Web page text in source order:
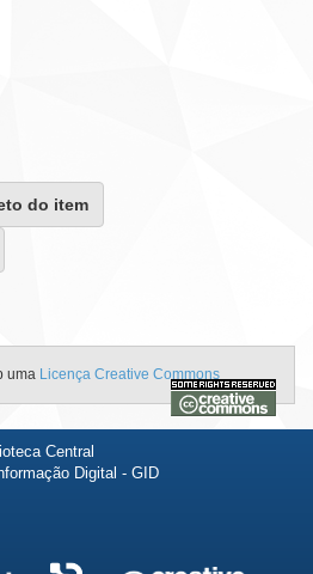
do item
uma Licença Creative Commons
Central
Digital - GID